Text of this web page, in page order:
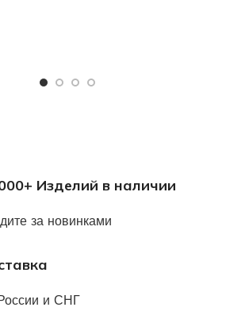
Изделий в наличии
за новинками
и СНГ